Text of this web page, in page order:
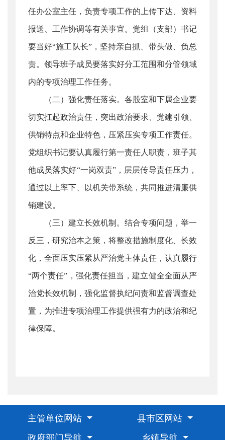
任办公室主任，负责专项工作的上传下达、资料
报送、工作协调等有关事宜。党组（支部）书记
要当好“施工队长”，坚持亲自抓、带头做、负总
责。领导班子成员要落实好分工范围和分管领域
内的专项治理工作任务。
（二）强化责任落实。各股室和下属企业要
切实扛起政治责任，突出政治要求、党建引领、
供销特点和企业特色，压紧压实专项工作责任。
党组织书记要认真履行第一责任人职责，班子其
他成员落实好“一岗双责”，层层传导责任压力，
通过以上率下、以机关带系统，共同推进清廉供
销建设。
（三）建立长效机制。结合专项问题，举一
反三，研究治本之策，将整改措施制度化、长效
化，全面压实压紧从严治党主体责任，认真履行
“两个责任”，强化责任担当，建立健全全面从严
治党长效机制，强化监督执纪问责和监督调查处
置，为推进专项治理工作提供强有力的政治和纪
律保障。
主管单位网站
县市区网站
政府部门导航
乡镇导航